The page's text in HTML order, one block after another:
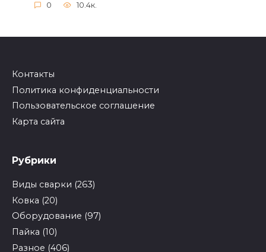
0 10.4к.
Контакты
Политика конфиденциальности
Пользовательское соглашение
Карта сайта
Рубрики
Виды сварки (263)
Ковка (20)
Оборудование (97)
Пайка (10)
Разное (406)